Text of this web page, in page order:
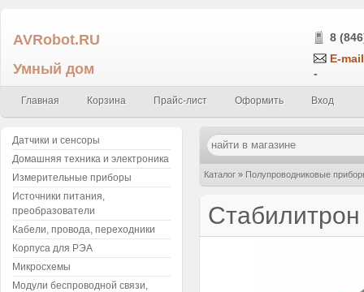
AVRobot.RU
Умный дом
8
E-
-
Главная Корзина Прайс-лист Оформить Вход
Каталог » Полупроводниковые
Датчики и сенсоры
Домашняя техника и электроника
Измерительные приборы
Источники питания,
преобразователи
Кабели, провода, переходники
Корпуса для РЭА
Микросхемы
Модули беспроводной связи,